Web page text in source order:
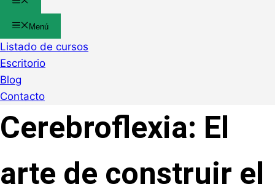
Menú
Listado de cursos
Escritorio
Blog
Contacto
Cerebroflexia: El
arte de construir el